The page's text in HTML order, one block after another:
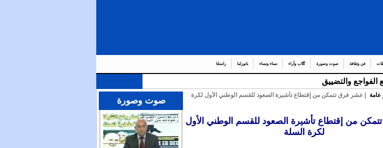
فن وثقافة صوت وصورة كُتّاب وآراء نساء ونساء بانوراما راسلنا
الفواجع والتضييق
عامة
| عشر فرق تتمكن من إقتطاع تأشيرة الصعود للقسم الوطني الأول لكرة
من إقتطاع تأشيرة الصعود للقسم الوطني الأول
لكرة السلة
صوت وصورة